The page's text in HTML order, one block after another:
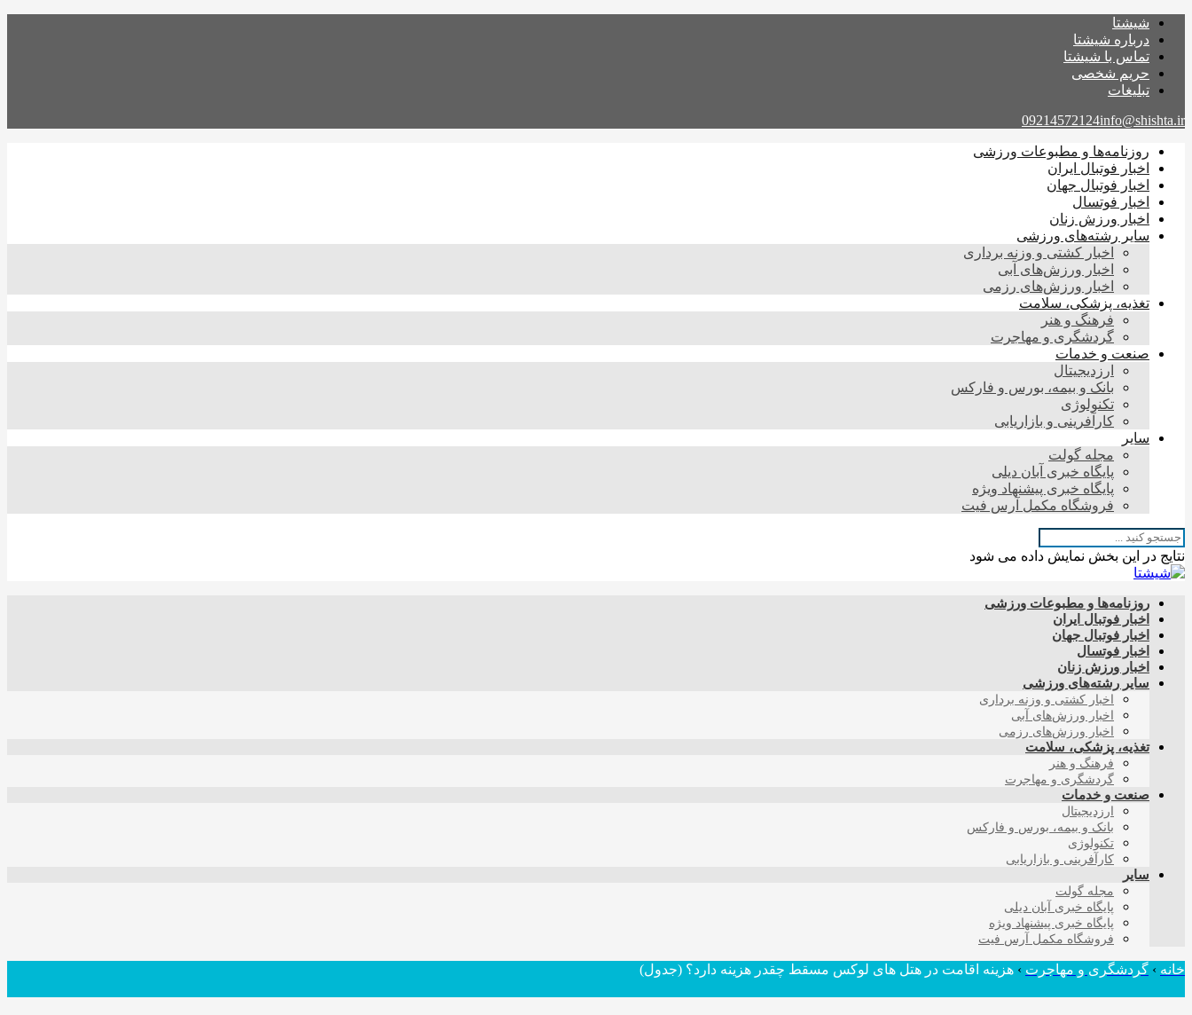
شیشتا
درباره شیشتا
تماس با شیشتا
حریم شخصی
تبلیغات
09214572124info@shishta.ir
روزنامه‌ها و مطبوعات ورزشی
اخبار فوتبال ایران
اخبار فوتبال جهان
اخبار فوتسال
اخبار ورزش زنان
سایر رشته‌های ورزشی
اخبار کشتی و وزنه برداری
اخبار ورزش‌های آبی
اخبار ورزش‌های رزمی
تغذیه، پزشکی، سلامت
فرهنگ و هنر
گردشگری و مهاجرت
صنعت و خدمات
ارزدیجیتال
بانک و بیمه، بورس و فارکس
تکنولوژی
کارآفرینی و بازاریابی
سایر
مجله گولت
پایگاه خبری آبان دیلی
پایگاه خبری پیشنهاد ویژه
فروشگاه مکمل آرس فیت
نتایج در این بخش نمایش داده می شود
روزنامه‌ها و مطبوعات ورزشی
اخبار فوتبال ایران
اخبار فوتبال جهان
اخبار فوتسال
اخبار ورزش زنان
سایر رشته‌های ورزشی
اخبار کشتی و وزنه برداری
اخبار ورزش‌های آبی
اخبار ورزش‌های رزمی
تغذیه، پزشکی، سلامت
فرهنگ و هنر
گردشگری و مهاجرت
صنعت و خدمات
ارزدیجیتال
بانک و بیمه، بورس و فارکس
تکنولوژی
کارآفرینی و بازاریابی
سایر
مجله گولت
پایگاه خبری آبان دیلی
پایگاه خبری پیشنهاد ویژه
فروشگاه مکمل آرس فیت
خانه › گردشگری و مهاجرت › هزینه اقامت در هتل های لوکس مسقط چقدر هزینه دارد؟ (جدول)